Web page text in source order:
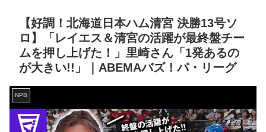
【好調！北海道日本ハム清宮 決勝13号ソ
ロ】「レイエス＆清宮の活躍が最終盤チー
ムを押し上げた！」里崎さん「1発あるの
が大きい!!」｜ABEMAバズ！パ・リーグ
NPB